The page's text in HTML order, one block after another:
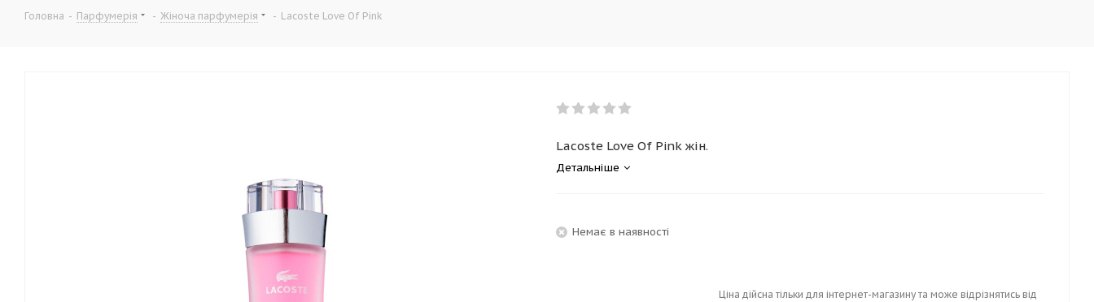
Головна - Парфумерія - Жіноча парфумерія - Lacoste Love Of Pink
Lacoste Love Of Pink жін.
Детальніше
Немає в наявності
Ціна дійсна тільки для інтернет-магазину та може відрізнятись від